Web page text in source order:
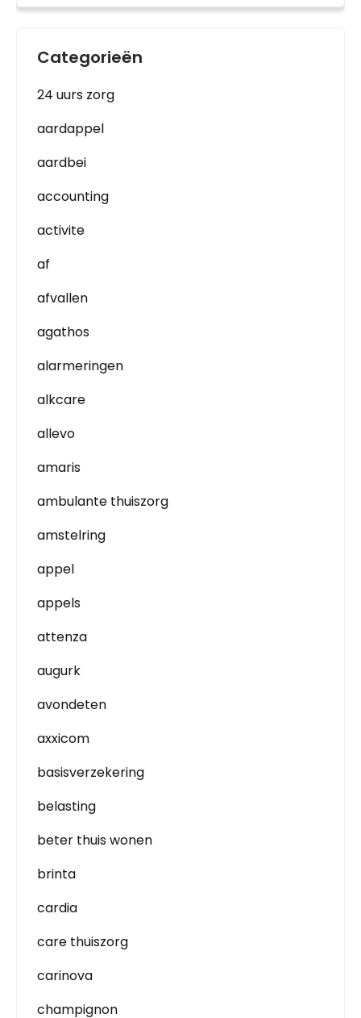
Categorieën
24 uurs zorg
aardappel
aardbei
accounting
activite
af
afvallen
agathos
alarmeringen
alkcare
allevo
amaris
ambulante thuiszorg
amstelring
appel
appels
attenza
augurk
avondeten
axxicom
basisverzekering
belasting
beter thuis wonen
brinta
cardia
care thuiszorg
carinova
champignon